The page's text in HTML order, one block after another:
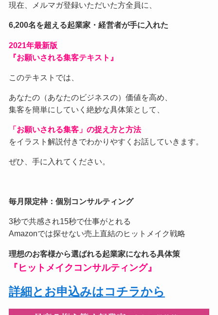
現在、メルマガ登録いただいた方全員に、
6,200名を超える起業家・経営者が手に入れた
2021年最新版
『お願いされる集客テキスト』
このテキストでは、
あなたの（あなたのビジネスの）価値を高め、
集客を簡単にしていく絶妙な具体策として、
「お願いされる集客」の捉え方と方法
をイラスト解説付きでわかりやすくお話していきます。
ぜひ、手に入れてください。
毎月限定枠：個別コンサルティング
3秒で共感され15秒で仕事がとれる
Amazonでは探せない売上直結のヒットメイク戦略
理想のお客様から選ばれる起業家になれる具体策
『ヒットメイクコンサルティング』
詳細とお申込みはコチラから